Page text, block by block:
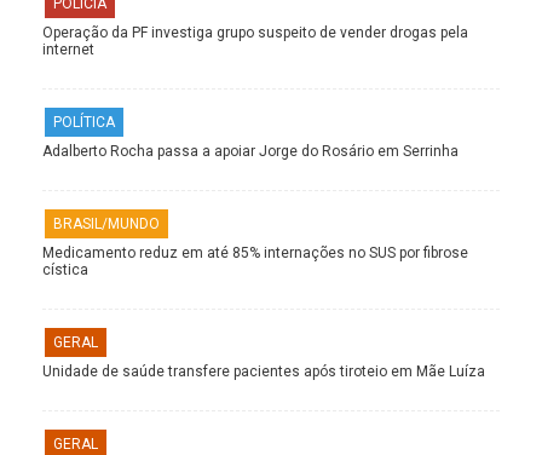
POLÍCIA
Operação da PF investiga grupo suspeito de vender drogas pela
internet
POLÍTICA
Adalberto Rocha passa a apoiar Jorge do Rosário em Serrinha
BRASIL/MUNDO
Medicamento reduz em até 85% internações no SUS por fibrose
cística
GERAL
Unidade de saúde transfere pacientes após tiroteio em Mãe Luíza
GERAL